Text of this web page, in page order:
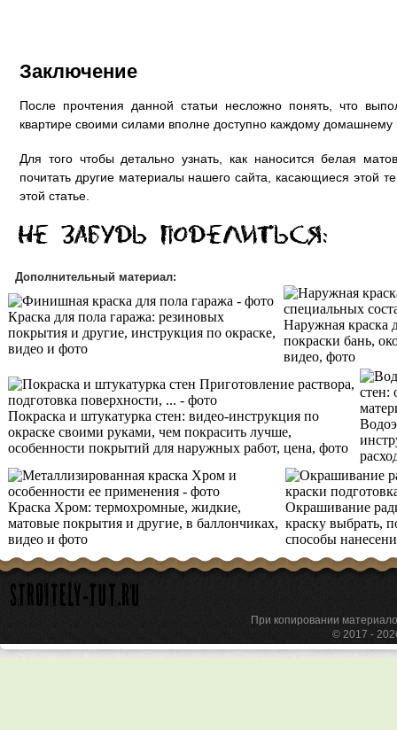
Заключение
После прочтения данной статьи несложно понять, что
квартире своими силами вполне доступно каждому домашнему
Для того чтобы детально узнать, как наносится белая
почитать другие материалы нашего сайта, касающиеся этой
этой статье.
Дополнительный материал:
Краска для пола гаража: резиновых
покрытия и другие, инструкция по окраске,
видео и фото
Наружная краска
покраски бань,
видео, фото
Покраска и штукатурка стен: видео-инструкция по
окраске своими руками, чем покрасить лучше,
особенности покрытий для наружных работ, цена, фото
Краска Хром: термохромные, жидкие,
матовые покрытия и другие, в баллончиках,
видео и фото
Окрашивание
краску выбрать,
способы
При копировании
© 2017 -